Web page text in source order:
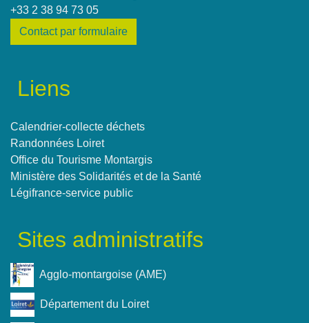
+33 2 38 94 73 05
Contact par formulaire
Liens
Calendrier-collecte déchets
Randonnées Loiret
Office du Tourisme Montargis
Ministère des Solidarités et de la Santé
Légifrance-service public
Sites administratifs
Agglo-montargoise (AME)
Département du Loiret